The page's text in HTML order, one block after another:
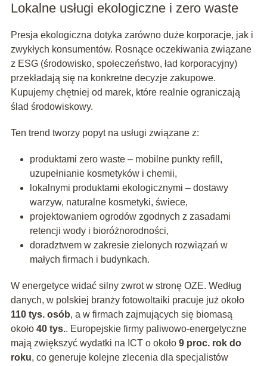
Lokalne usługi ekologiczne i zero waste
Presja ekologiczna dotyka zarówno duże korporacje, jak i
zwykłych konsumentów. Rosnące oczekiwania związane
z ESG (środowisko, społeczeństwo, ład korporacyjny)
przekładają się na konkretne decyzje zakupowe.
Kupujemy chętniej od marek, które realnie ograniczają
ślad środowiskowy.
Ten trend tworzy popyt na usługi związane z:
produktami zero waste – mobilne punkty refill,
uzupełnianie kosmetyków i chemii,
lokalnymi produktami ekologicznymi – dostawy
warzyw, naturalne kosmetyki, świece,
projektowaniem ogrodów zgodnych z zasadami
retencji wody i bioróżnorodności,
doradztwem w zakresie zielonych rozwiązań w
małych firmach i budynkach.
W energetyce widać silny zwrot w stronę OZE. Według
danych, w polskiej branży fotowoltaiki pracuje już około
110 tys. osób, a w firmach zajmujących się biomasą
około 40 tys.. Europejskie firmy paliwowo-energetyczne
mają zwiększyć wydatki na ICT o około 9 proc. rok do
roku, co generuje kolejne zlecenia dla specjalistów